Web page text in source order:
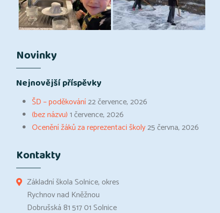
Novinky
Nejnovější příspěvky
ŠD – poděkování22 července, 2026
(bez názvu)1 července, 2026
Ocenění žáků za reprezentaci školy25 června, 2026
Kontakty
Základní škola Solnice, okres
Rychnov nad Kněžnou
Dobrušská 81 517 01 Solnice